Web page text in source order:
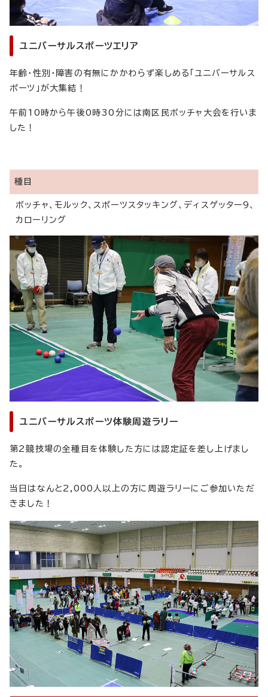
ユニバーサルスポーツエリア
年齢・性別・障害の有無にかかわらず楽しめる「ユニバーサルス
ポーツ」が大集結！
午前10時から午後0時30分には南区民ボッチャ大会を行いま
した！
種目
ボッチャ、モルック、スポーツスタッキング、ディスゲッター9、
カローリング
ユニバーサルスポーツ体験周遊ラリー
第2競技場の全種目を体験した方には認定証を差し上げまし
た。
当日はなんと2,000人以上の方に周遊ラリーにご参加いただ
きました！